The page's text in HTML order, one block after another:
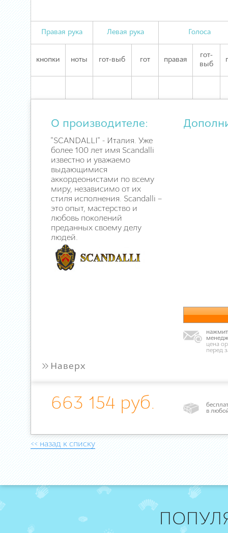
Правая рука Левая рука Голоса
кнопки ноты гот-выб гот правая
гот-
выб
О производителе:
"SCANDALLI" - Италия. Уже
более 100 лет имя Scandalli
известно и уважаемо
выдающимися
аккордеонистами по всему
миру, независимо от их
стиля исполнения. Scandalli –
это опыт, мастерство и
любовь поколений
преданных своему делу
людей.
цена
перед
» Наверх
663 154 руб.
в
<< назад к списку